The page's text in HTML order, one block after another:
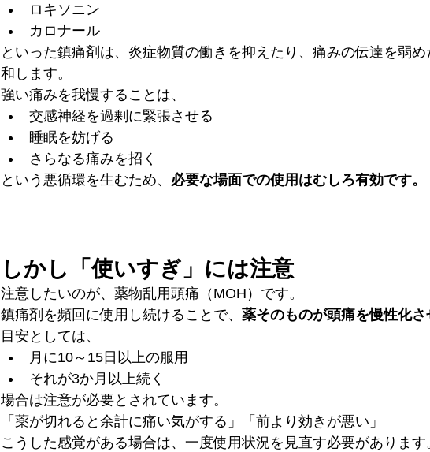
ロキソニン
カロナール
といった鎮痛剤は、炎症物質の働きを抑えたり、痛みの伝達を弱
和します。
強い痛みを我慢することは、
交感神経を過剰に緊張させる
睡眠を妨げる
さらなる痛みを招く
という悪循環を生むため、 必要な場面での使用はむしろ有効です。
しかし「使いすぎ」には注意
注意したいのが、薬物乱用頭痛（MOH）です。
鎮痛剤を頻回に使用し続けることで、 薬そのものが頭痛を慢性化
目安としては、
月に10～15日以上の服用
それが3か月以上続く
場合は注意が必要とされています。
「薬が切れると余計に痛い気がする」「前より効きが悪い」
こうした感覚がある場合は、一度使用状況を見直す必要があります